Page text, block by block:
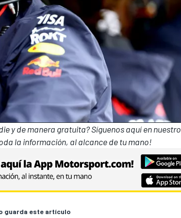
y de manera gratuita? Síguenosaquí en nuestro
la información, al alcance de tu mano!
guarda este artículo